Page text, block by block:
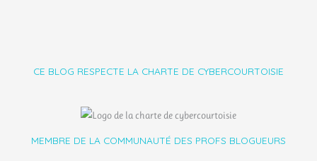
CE BLOG RESPECTE LA CHARTE DE CYBERCOURTOISIE
MEMBRE DE LA COMMUNAUTÉ DES PROFS BLOGUEURS